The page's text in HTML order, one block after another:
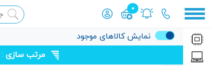
0
محصول افزوده شده به سبد
نمایش کالاهای موجود
مرتب سازی